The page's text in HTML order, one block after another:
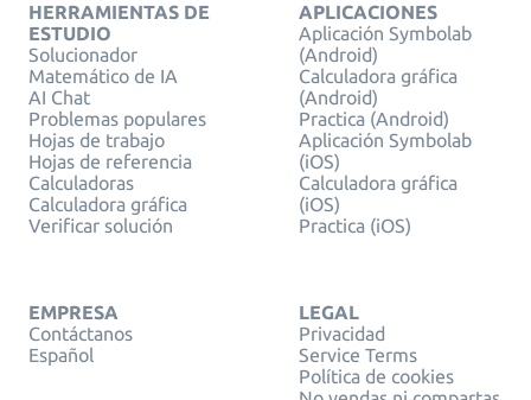
HERRAMIENTAS DE
ESTUDIO
Solucionador
Matemático de IA
AI Chat
Problemas populares
Hojas de trabajo
Hojas de referencia
Calculadoras
Calculadora gráfica
Verificar solución
APLICACIONES
Aplicación Symbolab
(Android)
Calculadora gráfica
(Android)
Practica (Android)
Aplicación Symbolab
(iOS)
Calculadora gráfica
(iOS)
Practica (iOS)
EMPRESA
Contáctanos
Español
LEGAL
Privacidad
Service Terms
Política de cookies